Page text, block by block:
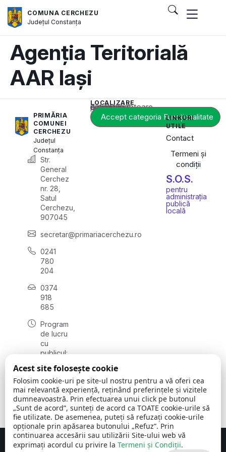
COMUNA CERCHEZU
JudețulConstanța
Agenția Teritorială
AAR Iași
PRIMĂRIA
COMUNEI
CERCHEZU
Județul
Constanța
Str.
General
Cerchez
nr. 28,
Satul
Cerchezu,
907045
secretar@primariacerchezu.ro
0241
780
204
0374
918
685
Program
de lucru
cu
publicul:
08:00 -
16:30
, vineri:
08:00 -
14:00
LOCALIZARE
Acest conținut este blocat până când acceptați categoria corespunzătoare de cookie-uri.
Accept categoria Funcționalitate
LINKURI
UTILE
Contact
Termeni și
condiții
S.O.S.
pentru
administrația
publică
locală
Concept realizat de Big Media Relații Publice SRL
Acest site folosește cookie
Folosim cookie-uri pe site-ul nostru pentru a vă oferi cea
mai relevantă experiență, reținând preferințele și vizitele
dumneavoastră. Prin efectuarea unui click pe butonul
„Sunt de acord”, sunteți de acord ca TOATE cookie-urile să
fie utilizate. De asemenea, puteți să refuzați cookie-urile
opționale prin apăsarea butonului „Refuz”. Prin
continuarea accesării sau utilizării Site-ului web vă
exprimați acordul cu privire la Termeni și Condiții.